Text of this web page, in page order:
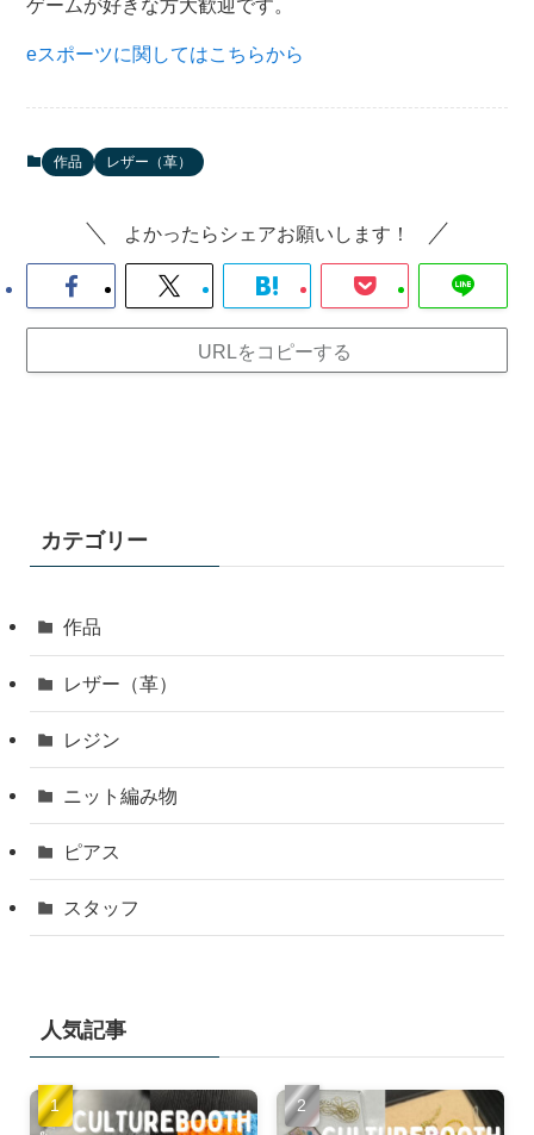
ゲームが好きな方大歓迎です。
eスポーツに関してはこちらから
作品 レザー（革）
よかったらシェアお願いします！
URLをコピーする
カテゴリー
作品
レザー（革）
レジン
ニット編み物
ピアス
スタッフ
人気記事